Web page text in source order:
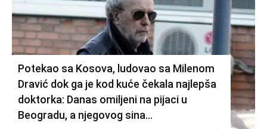
Potekao sa Kosova, ludovao sa Milenom
Dravić dok ga je kod kuće čekala najlepša
doktorka: Danas omiljeni na pijaci u
Beogradu, a njegovog sina...